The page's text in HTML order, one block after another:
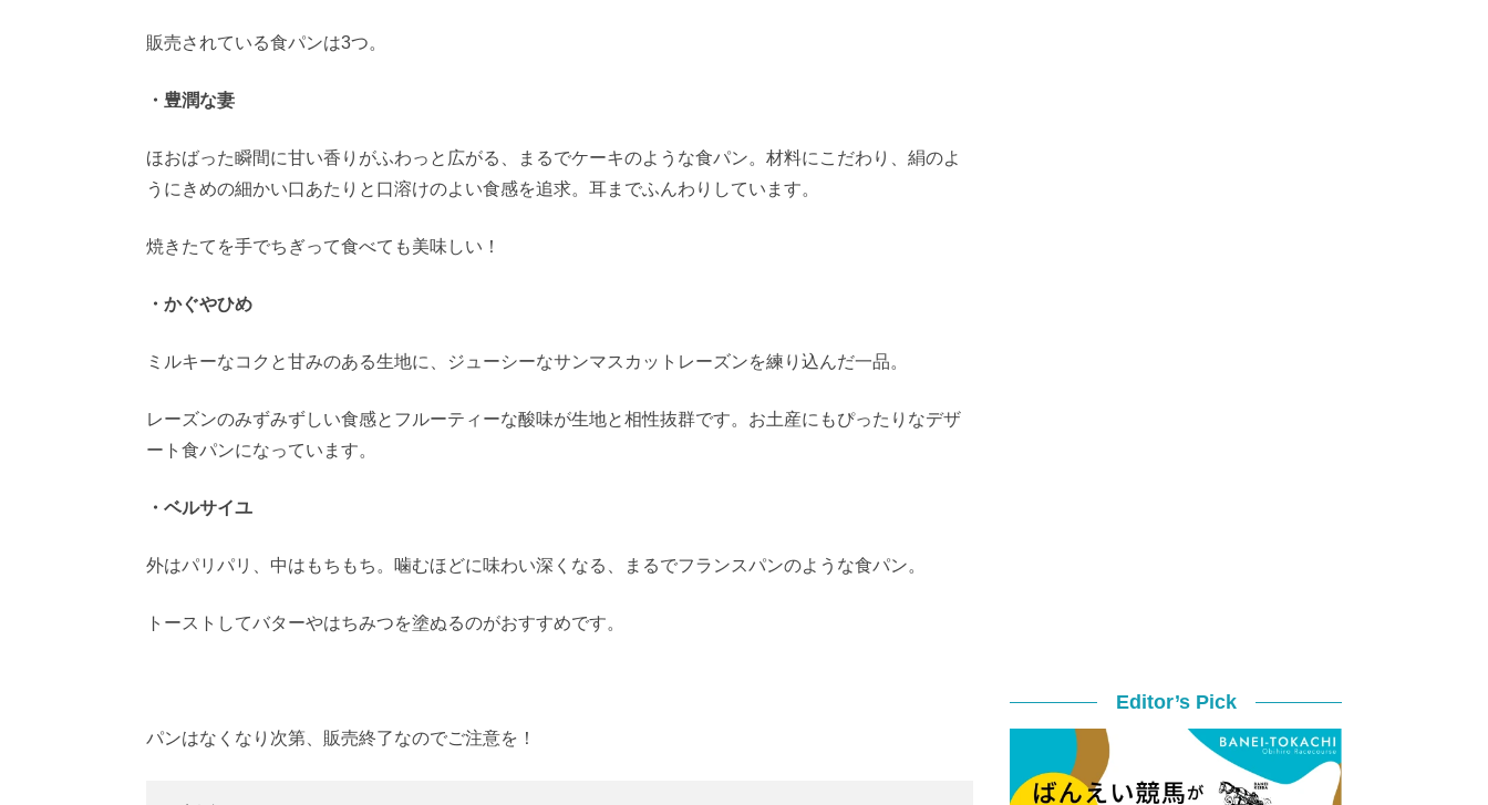
販売されている食パンは3つ。
・豊潤な妻
ほおばった瞬間に甘い香りがふわっと広がる、まるでケーキのような食パン。材料にこだわり、絹のよ
うにきめの細かい口あたりと口溶けのよい食感を追求。耳までふんわりしています。
焼きたてを手でちぎって食べても美味しい！
・かぐやひめ
ミルキーなコクと甘みのある生地に、ジューシーなサンマスカットレーズンを練り込んだ一品。
レーズンのみずみずしい食感とフルーティーな酸味が生地と相性抜群です。お土産にもぴったりなデザ
ート食パンになっています。
・ベルサイユ
外はパリパリ、中はもちもち。噛むほどに味わい深くなる、まるでフランスパンのような食パン。
トーストしてバターやはちみつを塗ぬるのがおすすめです。
パンはなくなり次第、販売終了なのでご注意を！
Editor’s Pick